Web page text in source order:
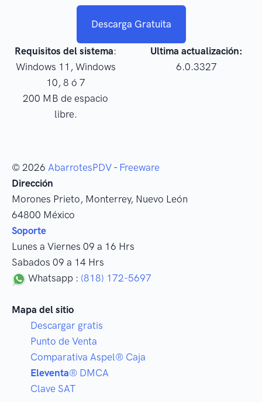
Descarga Gratuita
Requisitos del sistema:
Windows 11, Windows
10, 8 ó 7
200 MB de espacio
libre.
Ultima actualización:
6.0.3327
© 2026 AbarrotesPDV - Freeware
Dirección
Morones Prieto, Monterrey, Nuevo León
64800 México
Soporte
Lunes a Viernes 09 a 16 Hrs
Sabados 09 a 14 Hrs
Whatsapp : (818) 172-5697
Mapa del sitio
Descargar gratis
Punto de Venta
Comparativa Aspel® Caja
Eleventa® DMCA
Clave SAT